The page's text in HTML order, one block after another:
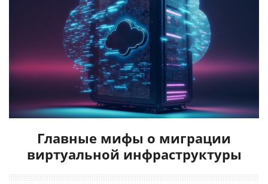
Главные мифы о миграции
виртуальной инфраструктуры